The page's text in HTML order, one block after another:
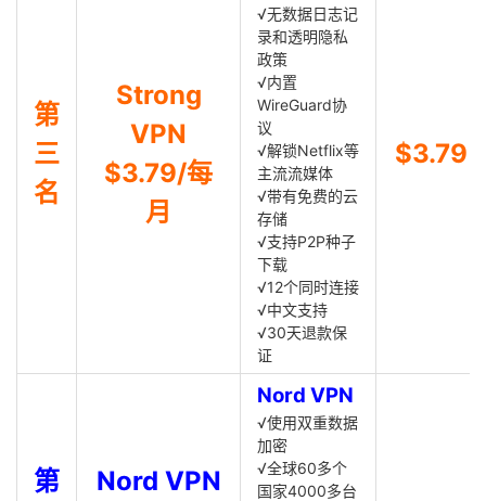
第
三
名
Strong
VPN
$3.79/每
月
√无数据日志记
录和透明隐私
政策
√内置
WireGuard协
议
√解锁Netflix等
主流流媒体
√带有免费的云
存储
√支持P2P种子
下载
√12个同时连接
√中文支持
√30天退款保
证
$3.79
第
Nord VPN
Nord VPN
√使用双重数据
加密
√全球60多个
国家4000多台